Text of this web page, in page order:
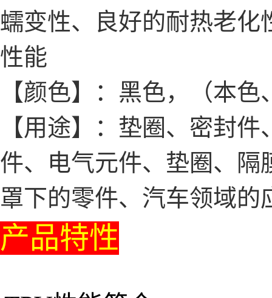
蠕变性、良好的耐热老化
性能
【颜色】：黑色，（本色
【用途】：垫圈、密封
件、电气元件、垫圈、隔
罩下的零件、汽车领域
产品特性